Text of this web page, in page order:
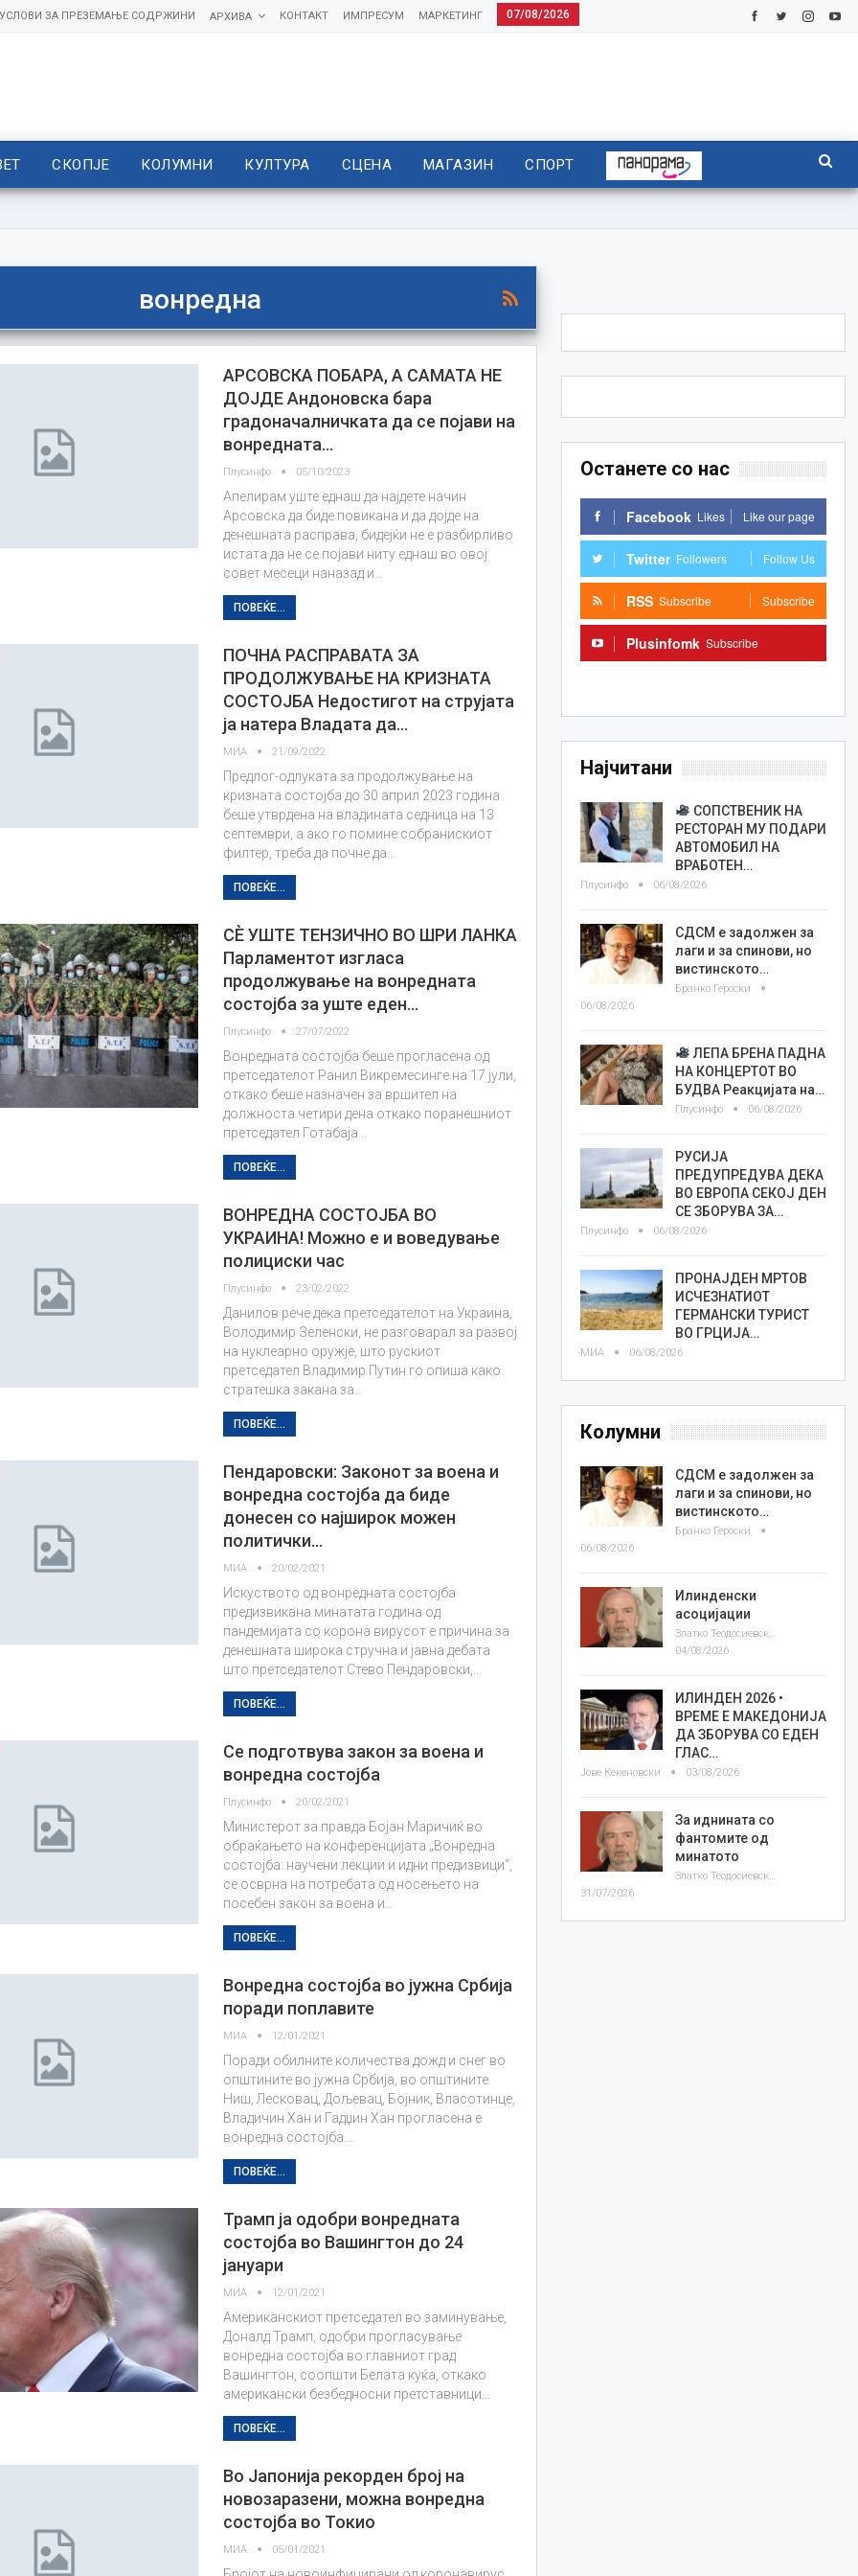
07/08/2026
МАРКЕТИНГ
ИМПРЕСУМ
КОНТАКТ
АРХИВА
УСЛОВИ ЗА ПРЕЗЕМАЊЕ СОДРЖИНИ
СКОПЈЕ КОЛУМНИ КУЛТУРА СЦЕНА МАГАЗИН СПОРТ
вонредна
АРСОВСКА ПОБАРА, А САМАТА НЕ
ДОЈДЕ Андоновска бара
градоначалничката да се појави на
вонредната…
Плусинфо 05/10/2023
Апелирам уште еднаш да најдете начин
Арсовска да биде повикана и да дојде на
денешната расправа, бидејќи не е разбирливо
истата да не се појави ниту еднаш во овој
совет месеци наназад и…
ПОВЕЌЕ...
ПОЧНА РАСПРАВАТА ЗА
ПРОДОЛЖУВАЊЕ НА КРИЗНАТА
СОСТОЈБА Недостигот на струјата
ja натера Владата да…
МИА 21/09/2022
Предлог-одлуката за продолжување на
кризната состојба до 30 април 2023 година
беше утврдена на владината седница на 13
септември, а ако го помине собранискиот
филтер, треба да почне да…
ПОВЕЌЕ...
СЀ УШТЕ ТЕНЗИЧНО ВО ШРИ ЛАНКА
Парламентот изгласа
продолжување на вонредната
состојба за уште еден…
Плусинфо 27/07/2022
Вонредната состојба беше прогласена од
претседателот Ранил Викремесинге на 17 јули,
откако беше назначен за вршител на
должноста четири дена откако поранешниот
претседател Готабаја…
ПОВЕЌЕ...
ВОНРЕДНА СОСТОЈБА ВО
УКРАИНА! Можно е и воведување
полициски час
Плусинфо 23/02/2022
Данилов рече дека претседателот на Украина,
Володимир Зеленски, не разговарал за развој
на нуклеарно оружје, што рускиот
претседател Владимир Путин го опиша како
стратешка закана за…
ПОВЕЌЕ...
Пендаровски: Законот за воена и
вонредна состојба да биде
донесен со најширок можен
политички…
МИА 20/02/2021
Искуството од вонредната состојба
предизвикана минатата година од
пандемијата со корона вирусот е причина за
денешната широка стручна и јавна дебата
што претседателот Стево Пендаровски,…
ПОВЕЌЕ...
Се подготвува закон за воена и
вонредна состојба
Плусинфо 20/02/2021
Министерот за правда Бојан Маричиќ во
обраќањето на конференцијата „Вонредна
состојба: научени лекции и идни предизвици“,
се осврна на потребата од носењето на
посебен закон за воена и…
ПОВЕЌЕ...
Вонредна состојба во јужна Србија
поради поплавите
МИА 12/01/2021
Поради обилните количества дожд и снег во
општините во јужна Србија, во општините
Ниш, Лесковац, Дољевац, Бојник, Власотинце,
Владичин Хан и Гадџин Хан прогласена е
вонредна состојба.…
ПОВЕЌЕ...
Трамп ја одобри вонредната
состојба во Вашингтон до 24
јануари
МИА 12/01/2021
Американскиот претседател во заминување,
Доналд Трамп, одобри прогласување
вонредна состојба во главниот град
Вашингтон, соопшти Белата куќа, откако
американски безбедносни претставници…
ПОВЕЌЕ...
Во Јапонија рекорден број на
новозаразени, можна вонредна
состојба во Токио
МИА 05/01/2021
Останете со нас
Facebook Likes Like our page
Twitter Followers Follow Us
RSS Subscribe Subscribe
Plusinfomk Subscribe
Најчитани
СОПСТВЕНИК НА
РЕСТОРАН МУ ПОДАРИ
АВТОМОБИЛ НА
ВРАБОТЕН…
Плусинфо 06/08/2026
СДСМ е задолжен за
лаги и за спинови, но
вистинското…
Бранко Героски
06/08/2026
ЛЕПА БРЕНА ПАДНА
НА КОНЦЕРТОТ ВО
БУДВА Реакцијата на…
Плусинфо 06/08/2026
РУСИЈА
ПРЕДУПРЕДУВА ДЕКА
ВО ЕВРОПА СЕКОЈ ДЕН
СЕ ЗБОРУВА ЗА…
Плусинфо 06/08/2026
ПРОНАЈДЕН МРТОВ
ИСЧЕЗНАТИОТ
ГЕРМАНСКИ ТУРИСТ
ВО ГРЦИЈА…
МИА 06/08/2026
Колумни
СДСМ е задолжен за
лаги и за спинови, но
вистинското…
Бранко Героски
06/08/2026
Илинденски
асоцијации
Златко Теодосиевски
04/08/2026
ИЛИНДЕН 2026 •
ВРЕМЕ Е МАКЕДОНИЈА
ДА ЗБОРУВА СО ЕДЕН
ГЛАС…
Јове Кекеновски 03/08/2026
За иднината со
фантомите од
минатото
Златко Теодосиевски
31/07/2026